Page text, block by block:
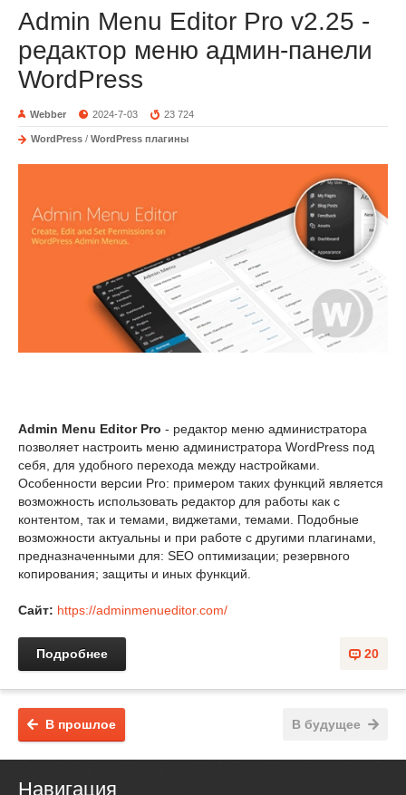
Admin Menu Editor Pro v2.25 -
редактор меню админ-панели
WordPress
Webber 2024-7-03 23 724
WordPress / WordPress плагины
Admin Menu Editor Pro - редактор меню администратора
позволяет настроить меню администратора WordPress под
себя, для удобного перехода между настройками.
Особенности версии Pro: примером таких функций является
возможность использовать редактор для работы как с
контентом, так и темами, виджетами, темами. Подобные
возможности актуальны и при работе с другими плагинами,
предназначенными для: SEO оптимизации; резервного
копирования; защиты и иных функций.
Сайт: https://adminmenueditor.com/
20
Подробнее
В будущее
В прошлое
Навигация